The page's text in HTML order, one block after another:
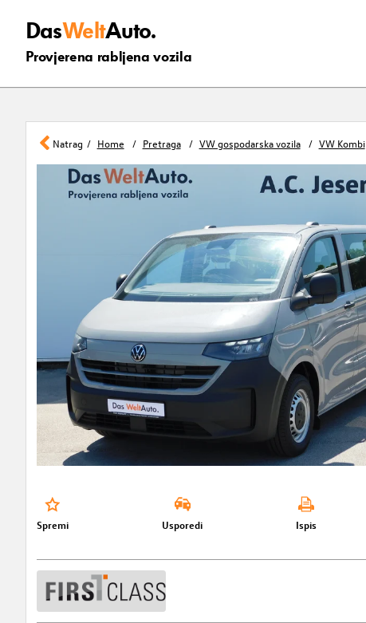
DasWeltAuto.
Provjerena rabljena vozila
Natrag Home Pretraga VW gospodarska vozila VW Kombi
Spremi Usporedi Ispis